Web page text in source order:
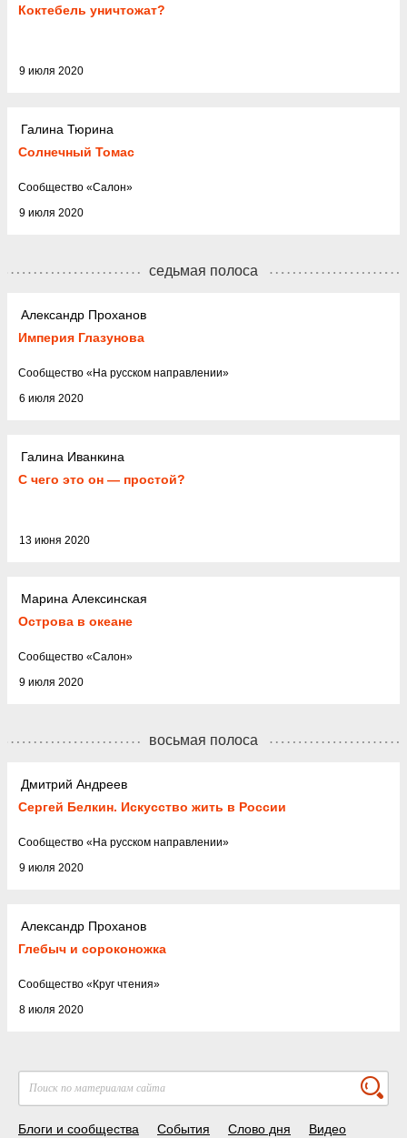
Коктебель уничтожат?
9 июля 2020
Галина Тюрина
Солнечный Томас
9 июля 2020
Cообщество «Салон»
седьмая полоса
Александр Проханов
Империя Глазунова
6 июля 2020
Cообщество «На русском направлении»
Галина Иванкина
С чего это он — простой?
13 июня 2020
Марина Алексинская
Острова в океане
9 июля 2020
Cообщество «Салон»
восьмая полоса
Дмитрий Андреев
Сергей Белкин. Искусство жить в России
9 июля 2020
Cообщество «На русском направлении»
Александр Проханов
Глебыч и сороконожка
8 июля 2020
Cообщество «Круг чтения»
Блоги и сообщества События Слово дня Видео